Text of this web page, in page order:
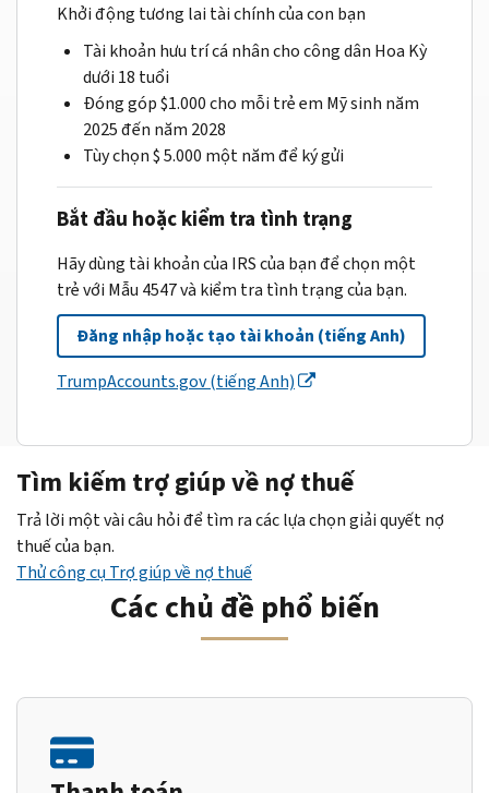
Khởi động tương lai tài chính của con bạn
Tài khoản hưu trí cá nhân cho công dân Hoa Kỳ
dưới 18 tuổi
Đóng góp $1.000 cho mỗi trẻ em Mỹ sinh năm
2025 đến năm 2028
Tùy chọn $ 5.000 một năm để ký gửi
Bắt đầu hoặc kiểm tra tình trạng
Hãy dùng tài khoản của IRS của bạn để chọn một
trẻ với Mẫu 4547 và kiểm tra tình trạng của bạn.
Đăng nhập hoặc tạo tài khoản (tiếng Anh)
TrumpAccounts.gov (tiếng Anh)
Tìm kiếm trợ giúp về nợ thuế
Trả lời một vài câu hỏi để tìm ra các lựa chọn giải quyết nợ
thuế của bạn.
Thử công cụ Trợ giúp về nợ thuế
Các chủ đề phổ biến